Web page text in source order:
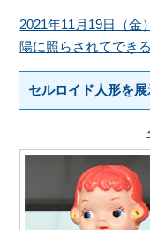
2021年11月19日（金
陽に照らされてでき
セルロイド人形を